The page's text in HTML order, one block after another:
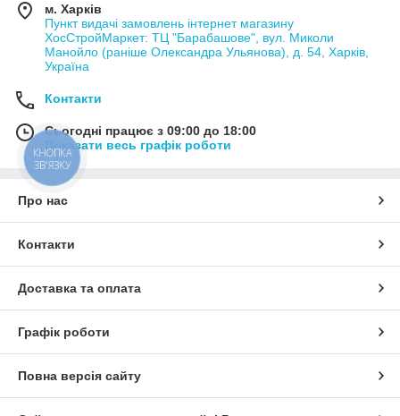
м. Харків
Пункт видачі замовлень інтернет магазину
ХосСтройМаркет: ТЦ "Барабашове", вул. Миколи
Манойло (раніше Олександра Ульянова), д. 54, Харків,
Україна
Контакти
Сьогодні працює з 09:00 до 18:00
Показати весь графік роботи
Про нас
Контакти
Доставка та оплата
Графік роботи
Повна версія сайту
КНОПКА
ЗВ'ЯЗКУ